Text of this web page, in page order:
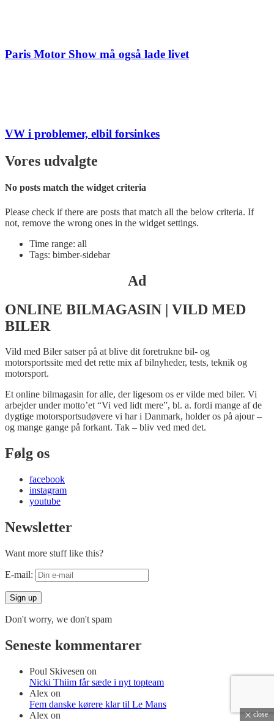
Paris Motor Show må også lade livet
VW i problemer, elbil forsinkes
Vores udvalgte
No posts match the widget criteria
Please check if there are posts that match all the below criteria. If
not, remove the wrong ones in the widget settings.
Time range: all
Tags: bimber-sidebar
Ad
ONLINE BILMAGASIN | VILD MED
BILER
Vild med Biler satser på at blive dit foretrukne bil- og
motorsportssite med det rette mix af bilnyheder, tests, teknik og
motorsport.
Et online bilmagasin for alle, der ligesom os er vilde med biler. Vi
arbejder under motto’et “Vi ved lidt mere”, bl. a. fordi mange af de
dygtige motorsportsudøvere vi har i Danmark, holder os på ajour –
og mange gange på forkant. Tak – bliv ved med det.
Følg os
facebook
instagram
youtube
Newsletter
Want more stuff like this?
E-mail:
Don't worry, we don't spam
Seneste kommentarer
Poul Skivesen on
Nicki Thiim får sæde i nyt topteam
Alex on
Fem danske kørere klar til Le Mans
Alex on
close